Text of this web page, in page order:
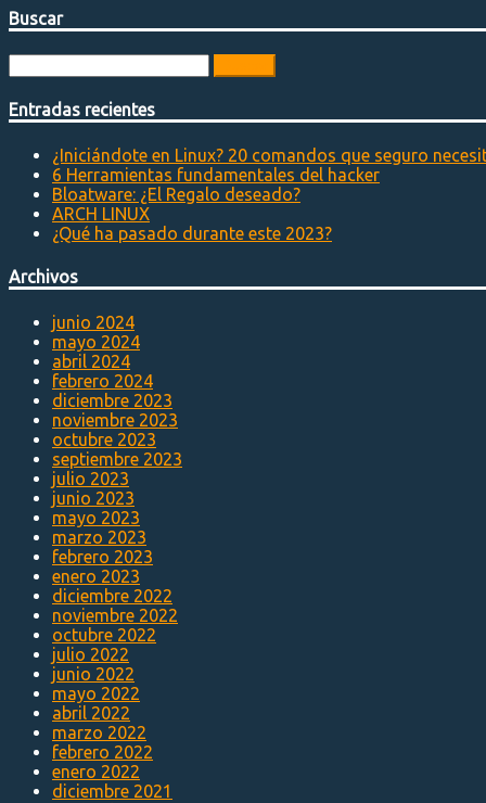
Buscar
Entradas recientes
¿Iniciándote en Linux? 20 comandos que seguro
6 Herramientas fundamentales del hacker
Bloatware: ¿El Regalo deseado?
ARCH LINUX
¿Qué ha pasado durante este 2023?
Archivos
junio 2024
mayo 2024
abril 2024
febrero 2024
diciembre 2023
noviembre 2023
octubre 2023
septiembre 2023
julio 2023
junio 2023
mayo 2023
marzo 2023
febrero 2023
enero 2023
diciembre 2022
noviembre 2022
octubre 2022
julio 2022
junio 2022
mayo 2022
abril 2022
marzo 2022
febrero 2022
enero 2022
diciembre 2021